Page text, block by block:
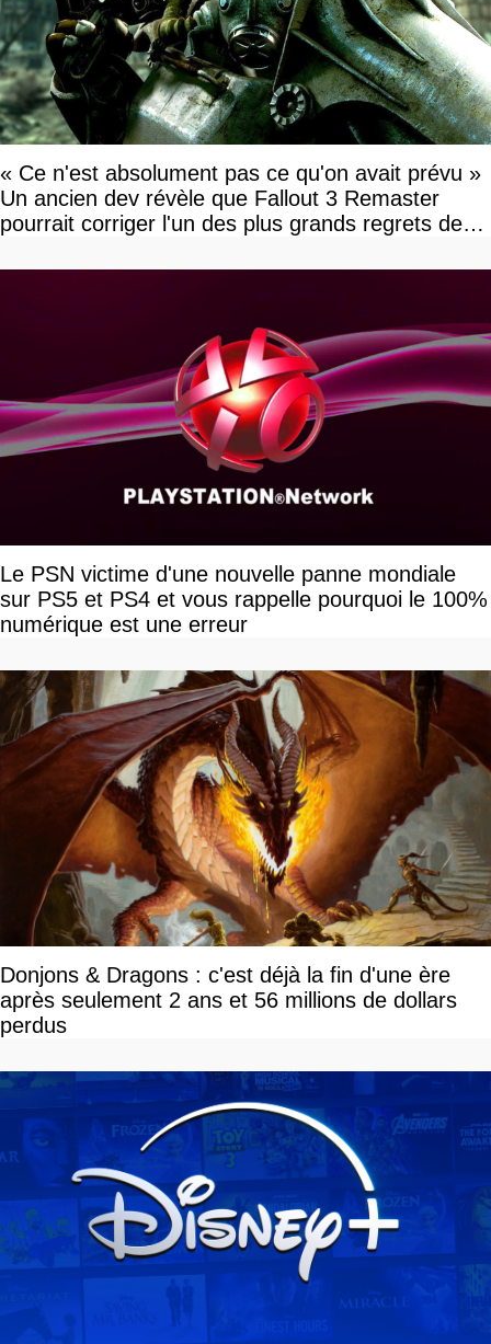
« Ce n'est absolument pas ce qu'on avait prévu »
Un ancien dev révèle que Fallout 3 Remaster
pourrait corriger l'un des plus grands regrets de
Le PSN victime d'une nouvelle panne mondiale
sur PS5 et PS4 et vous rappelle pourquoi le 100%
numérique est une erreur
Donjons & Dragons : c'est déjà la fin d'une ère
après seulement 2 ans et 56 millions de dollars
perdus